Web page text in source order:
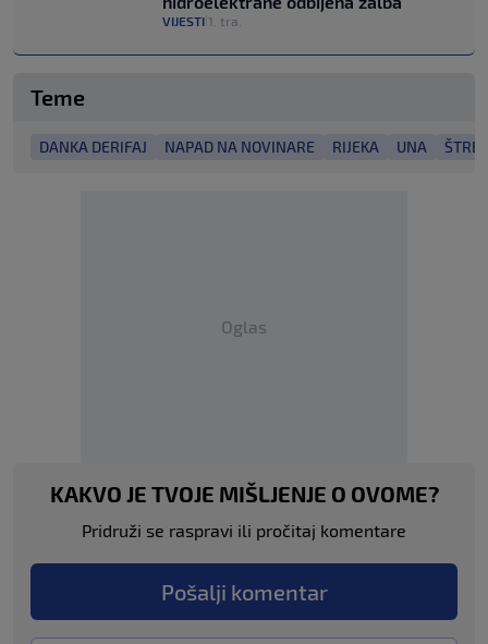
VIJESTI 1. tra.
Teme
DANKA DERIFAJ NAPAD NA NOVINARE RIJEKA UNA
Oglas
KAKVO JE TVOJE MIŠLJENJE O OVOME?
Pridruži se raspravi ili pročitaj komentare
Pošalji komentar